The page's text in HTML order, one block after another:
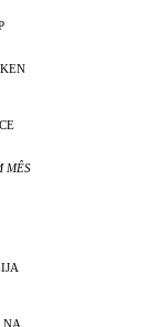
MÊS
NA